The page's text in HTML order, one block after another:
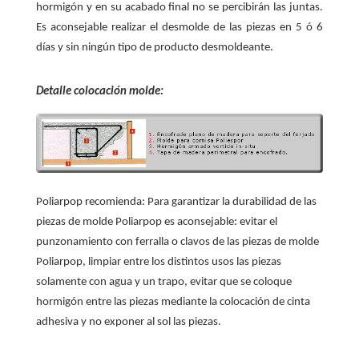
hormigón y en su acabado final no se percibirán las juntas.
Es aconsejable realizar el desmolde de las piezas en 5 ó 6
días y sin ningún tipo de producto desmoldeante.
Detalle colocación molde:
Poliarpop recomienda: Para garantizar la durabilidad de las
piezas de molde Poliarpop es aconsejable: evitar el
punzonamiento con ferralla o clavos de las piezas de molde
Poliarpop, limpiar entre los distintos usos las piezas
solamente con agua y un trapo, evitar que se coloque
hormigón entre las piezas mediante la colocación de cinta
adhesiva y no exponer al sol las piezas.